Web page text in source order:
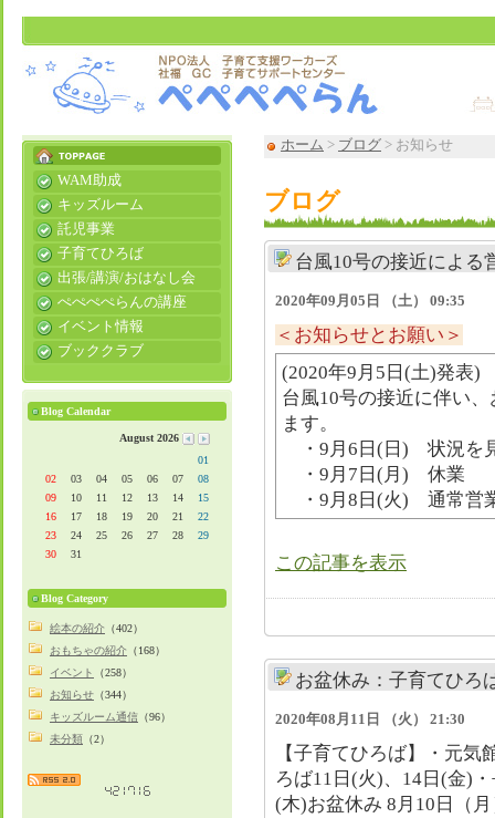
ホーム > ブログ > お知らせ
ブログ
台風10号の接近による
2020年09月05日 （土） 09:35
＜お知らせとお願い＞
(2020年9月5日(土)発表)
台風10号の接近に伴い
ます。
・9月6日(日) 状況を
・9月7日(月) 休業
・9月8日(火) 通常営
この記事を表示
お盆休み：子育てひろ
2020年08月11日 （火） 21:30
【子育てひろば】・元
ろば11日(火)、14日(金)
(木)​​お盆休み 8月10日（
WAM助成
キッズルーム
託児事業
子育てひろば
出張/講演/おはなし会
ぺぺぺぺらんの講座
イベント情報
ブッククラブ
Blog Calendar
August 2026
01
02
03 04 05 06 07
08
09
10 11 12 13 14
15
16
17 18 19 20 21
22
23
24 25 26 27 28
29
30
31
Blog Category
絵本の紹介 （402）
おもちゃの紹介 （168）
イベント
（258）
お知らせ （344）
キッズルーム通信 （96）
未分類 （2）